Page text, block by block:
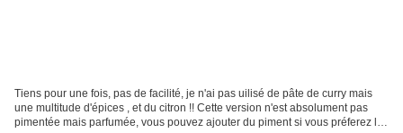
Tiens pour une fois, pas de facilité, je n'ai pas uilisé de pâte de curry mais
une multitude d'épices , et du citron !! Cette version n'est absolument pas
pimentée mais parfumée, vous pouvez ajouter du piment si vous préferez la